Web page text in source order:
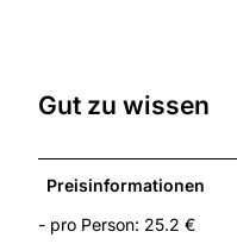
Gut zu wissen
Preisinformationen
- pro Person: 25.2 €